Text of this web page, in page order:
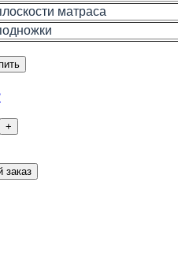
матраса
+
заказ